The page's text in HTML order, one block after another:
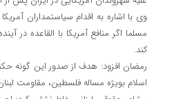
وی با اشاره به اقدام سیاستمداران
مسلما اگر منافع آمریکا با القاعده
کند.
رمضان افزود: هدف از صدور این گونه
اسلام بویژه مساله فلسطین، مقاومت